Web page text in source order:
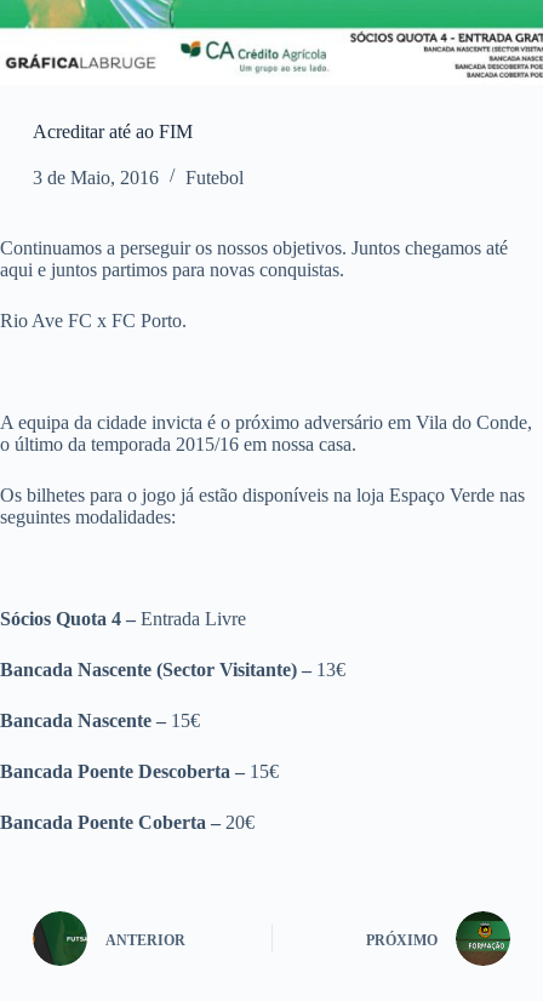
Acreditar até ao FIM
3 de Maio, 2016 Futebol
Continuamos a perseguir os nossos objetivos. Juntos chegamos até
aqui e juntos partimos para novas conquistas.
Rio Ave FC x FC Porto.
A equipa da cidade invicta é o próximo adversário em Vila do Conde,
o último da temporada 2015/16 em nossa casa.
Os bilhetes para o jogo já estão disponíveis na loja Espaço Verde nas
seguintes modalidades:
Sócios Quota 4 – Entrada Livre
Bancada Nascente (Sector Visitante) – 13€
Bancada Nascente – 15€
Bancada Poente Descoberta – 15€
Bancada Poente Coberta – 20€
ANTERIOR PRÓXIMO